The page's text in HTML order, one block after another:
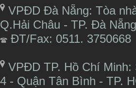
VPĐD Đà Nẵng: Tòa
Q.Hải Châu - TP. Đà
ĐT/Fax: 0511. 3750668
VPĐD TP. Hồ Chí
4 - Quận Tân Bình - TP.